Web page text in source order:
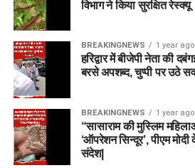
विभाग ने किया सुरक्षित रेस्क्यू
BREAKINGNEWS 1 year ago
हरिद्वार में बीजेपी नेता की
बरसे अपशब्द, चुप्पी पर उठे
BREAKINGNEWS 1 year ago
“सासाराम की मुस्लिम
‘ऑपरेशन सिन्दूर’, पीएम
संदेश|